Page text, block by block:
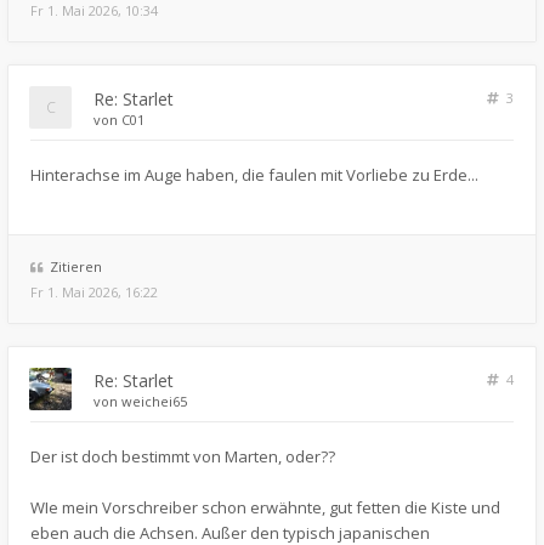
Fr 1. Mai 2026, 10:34
Re: Starlet
3
von C01
Hinterachse im Auge haben, die faulen mit Vorliebe zu Erde...
Zitieren
Fr 1. Mai 2026, 16:22
Re: Starlet
4
von weichei65
Der ist doch bestimmt von Marten, oder??
WIe mein Vorschreiber schon erwähnte, gut fetten die Kiste und
eben auch die Achsen. Außer den typisch japanischen